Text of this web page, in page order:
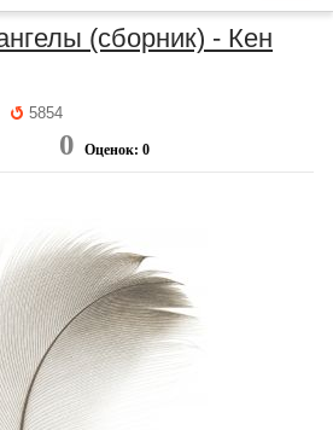
(сборник) - Кен
5854
0 Оценок: 0